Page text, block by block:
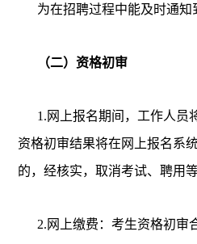
为在招聘过程中能及时通
（二）资格初审
1.网上报名期间，工作人员
资格初审结果将在网上报名系
的，经核实，取消考试、聘用等
2.网上缴费：考生资格初审